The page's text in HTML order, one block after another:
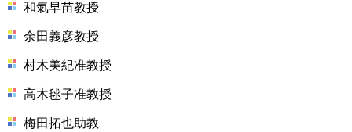
和氣早苗教授
余田義彦教授
村木美紀准教授
高木毬子准教授
梅田拓也助教